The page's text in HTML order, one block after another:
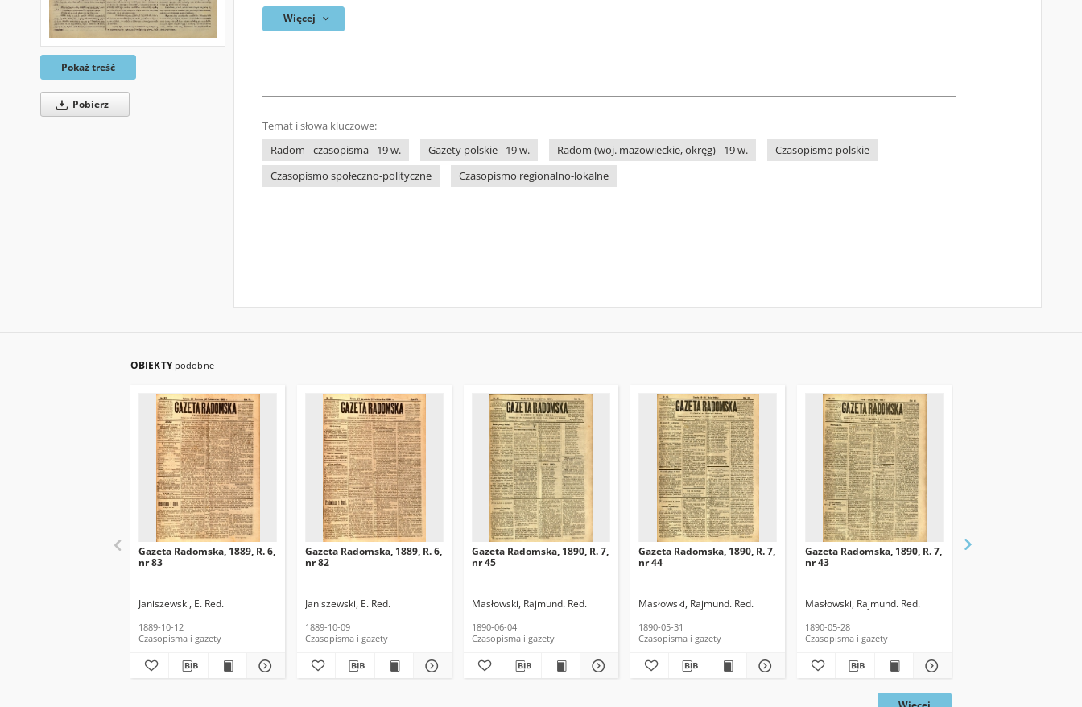
Pokaż treść
Pobierz
Więcej
Temat i słowa kluczowe:
Radom - czasopisma - 19 w.
Gazety polskie - 19 w. Radom (woj. mazowieckie, okręg) - 19 w.
Czasopismo polskie
Czasopismo społeczno-polityczne
Czasopismo regionalno-lokalne
OBIEKTY podobne
Gazeta Radomska, 1889, R. 6,
nr 83
Janiszewski, E. Red.
1889-10-12
Czasopisma i gazety
Gazeta Radomska, 1889, R. 6,
nr 82
Janiszewski, E. Red.
1889-10-09
Czasopisma i gazety
Gazeta Radomska, 1890, R. 7,
nr 45
Masłowski, Rajmund. Red.
1890-06-04
Czasopisma i gazety
Gazeta Radomska, 1890, R. 7,
nr 44
Masłowski, Rajmund. Red.
1890-05-31
Czasopisma i gazety
Gazeta Radomska, 1890, R. 7,
nr 43
Masłowski, Rajmund. Red.
1890-05-28
Czasopisma i gazety